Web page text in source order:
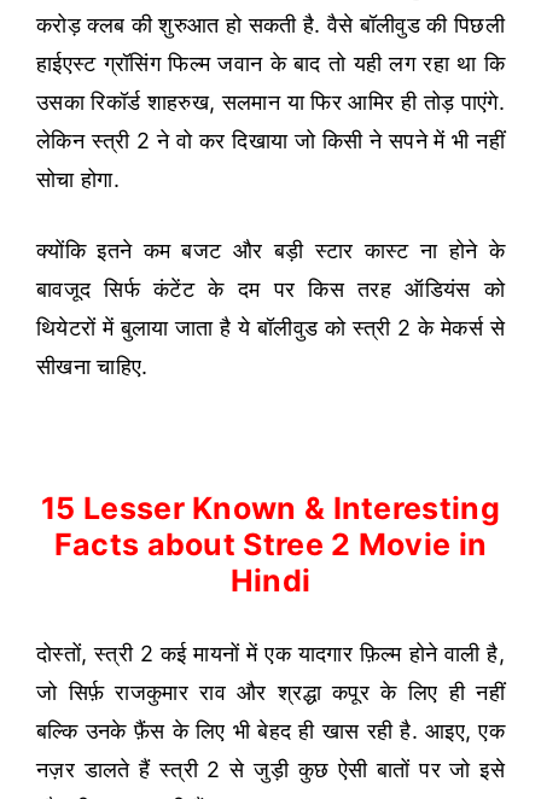
करोड़ क्लब की शुरुआत हो सकती है. वैसे बॉलीवुड की पिछली
हाईएस्ट ग्रॉसिंग फिल्म जवान के बाद तो यही लग रहा था कि
उसका रिकॉर्ड शाहरुख, सलमान या फिर आमिर ही तोड़ पाएंगे.
लेकिन स्त्री 2 ने वो कर दिखाया जो किसी ने सपने में भी नहीं
सोचा होगा.
क्योंकि इतने कम बजट और बड़ी स्टार कास्ट ना होने के
बावजूद सिर्फ कंटेंट के दम पर किस तरह ऑडियंस को
थियेटरों में बुलाया जाता है ये बॉलीवुड को स्त्री 2 के मेकर्स से
सीखना चाहिए.
15 Lesser Known & Interesting
Facts about Stree 2 Movie in
Hindi
दोस्तों, स्त्री 2 कई मायनों में एक यादगार फ़िल्म होने वाली है,
जो सिर्फ़ राजकुमार राव और श्रद्धा कपूर के लिए ही नहीं
बल्कि उनके फ़ैंस के लिए भी बेहद ही खास रही है. आइए, एक
नज़र डालते हैं स्त्री 2 से जुड़ी कुछ ऐसी बातों पर जो इसे